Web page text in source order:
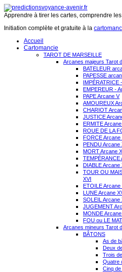
Apprendre à tirer les cartes, comprendre
Initiation complète et gratuite à la
Accueil
Cartomancie
TAROT DE MARSEILLE
Arcanes majeurs Tarot
BATELEUR
PAPESSE
IMPÉRATRICE
EMPEREUR -
PAPE Arcane V
AMOUREUX
CHARIOT
JUSTICE
ERMITE
ROUE DE LA
FORCE Arcane
PENDU Arcane
MORT Arcane
TEMPÉRANCE
DIABLE Arcane
TOUR OU
XVI
ETOILE Arcane
LUNE Arcane
SOLEIL Arcane
JUGEMENT
MONDE Arcane
FOU ou LE
Arcanes mineurs Tarot
BÂTONS
As de
Deux
Trois
Quatre
Cinq